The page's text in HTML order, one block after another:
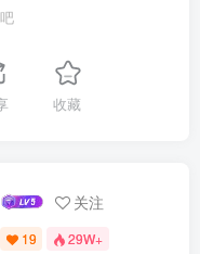
重变化情况，图2是
表明能源结构持续优
收藏
关注
19 29W+